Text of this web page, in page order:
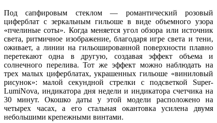
Под сапфировым стеклом — романтический розовый
циферблат с зеркальным гильоше в виде объемного узора
«пчелиные соты». Когда меняется угол обзора или источник
света, ритмичное изображение, благодаря игре света и тени,
оживает, а линии на гильошированной поверхности плавно
перетекают одна в другую, создавая эффект объема и
солнечного перелива. Тот же эффект можно наблюдать на
трех малых циферблатах, украшенных гильоше «виниловый
рисунок»: малой секундной стрелки с подсветкой Super-
LumiNova, индикатора дня недели и индикатора счетчика на
30 минут. Окошко даты у этой модели расположено на
четырех часах, а его стальная окантовка усилена двумя
небольшими крепежными винтами.